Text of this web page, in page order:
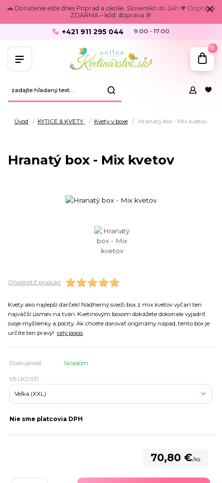
🚗 Doručenie ešte dnes Poprad a okolie. Slovensko do 24h 💗 Doprava
ZDARMA – kód: doprava 🌸
+421 911 295 044 9:00 - 17:00
0
Úvod KYTICE & KVETY Kvety v boxe Hranatý box - Mix kvetov
Hranatý box - Mix kvetov
Ohodnotiť produkt
Kvety ako najlepší darček! Nádherný svieži box z mix kvetov vyčarí ten
najväčší úsmev na tvári. Kvetinovým boxom dokážete dokonale vyjadriť
svoje myšlienky a pocity. Ak chcete darovať originálny nápad, tento box je
určite ten pravý! celý popis
Dostupnosť Skladom
VEĽKOSTI
Nie sme platcovia DPH
70,80 €/ks